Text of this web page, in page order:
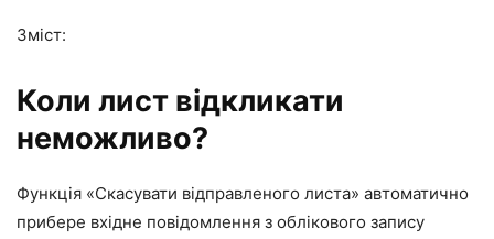
Зміст:
Коли лист відкликати
неможливо?
Функція «Скасувати відправленого листа» автоматично
прибере вхідне повідомлення з облікового запису